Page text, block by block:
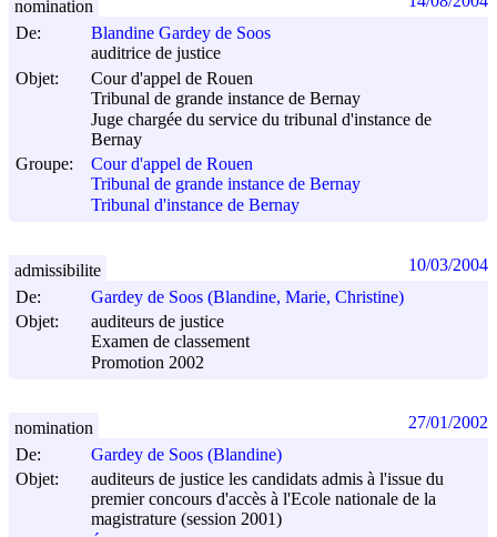
De:
Blandine Gardey de Soos
auditrice de justice
Objet:
Cour d'appel de Rouen
Tribunal de grande instance de Bernay
Juge chargée du service du tribunal d'instance de
Bernay
Groupe:
Cour d'appel de Rouen
Tribunal de grande instance de Bernay
Tribunal d'instance de Bernay
nomination
De:
Gardey de Soos (Blandine, Marie, Christine)
Objet:
auditeurs de justice
Examen de classement
Promotion 2002
admissibilite 10/03/2004
De:
Gardey de Soos (Blandine)
Objet:
auditeurs de justice les candidats admis à l'issue du
premier concours d'accès à l'Ecole nationale de la
magistrature (session 2001)
nomination 27/01/2002